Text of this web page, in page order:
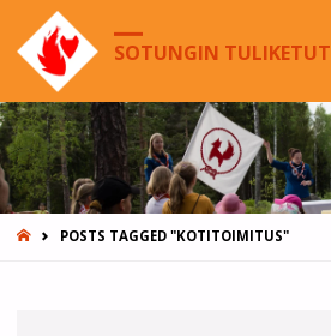
SOTUNGIN TULIKETUT
HOMEPOSTS TAGGED "KOTITOIMITUS"